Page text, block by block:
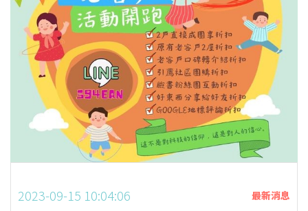
2023-09-15 10:04:06 最新消息